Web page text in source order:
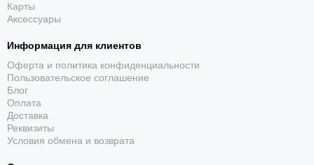
Здоровье и самочувствие
Пульс, сон, HRV, стресс, Pulse Ox, дыхание и
другие показатели помогают лучше понимать
Карты
Аксессуары
Информация для клиентов
Оферта и политика конфиденциальности
Пользовательское соглашение
Блог
Оплата
Доставка
Реквизиты
Условия обмена и возврата